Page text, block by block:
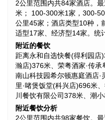
2公里范围内共84家酒店。
米； 100-300米1家，300-
公里45家；酒店类型10种，
适型17家、经济型14家。统
附近的餐饮
距离永和自选快餐(得利园店
瀚店)376米、荣粤酒家·传
南山科技园希尔顿惠庭酒店
里·啫煲饭堂(科兴店)696米
川餐饮有限公司378米、潮小
附近餐饮分析
2公里范围内共98家餐饮。